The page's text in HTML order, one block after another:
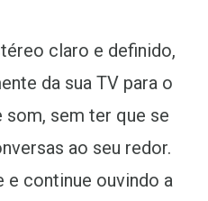
claro e definido,
da sua TV para o
sem ter que se
ao seu redor.
e continue ouvindo a